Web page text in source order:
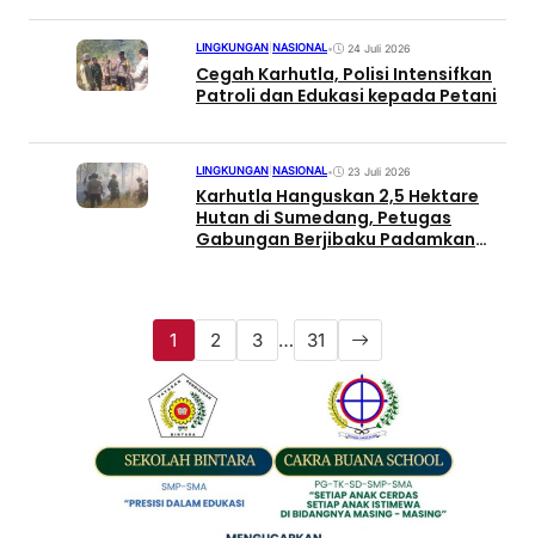
LINGKUNGAN NASIONAL• 24 Juli 2026
Cegah Karhutla, Polisi Intensifkan
Patroli dan Edukasi kepada Petani
LINGKUNGAN NASIONAL• 23 Juli 2026
Karhutla Hanguskan 2,5 Hektare
Hutan di Sumedang, Petugas
Gabungan Berjibaku Padamkan
1 2 3 … 31